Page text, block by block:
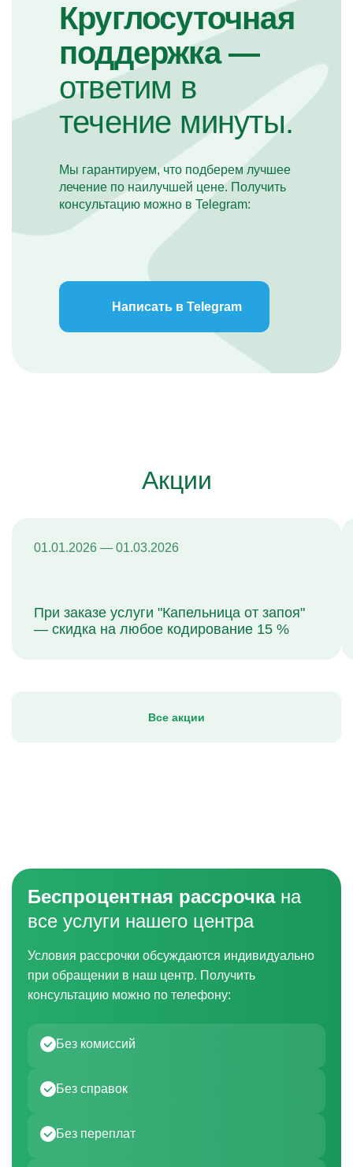
Круглосуточная
поддержка —
ответим в
течение минуты.
Мы гарантируем, что подберем лучшее
лечение по наилучшей цене. Получить
консультацию можно в Telegram:
Написать в Telegram
Акции
01.01.2026 — 01.03.2026
При заказе услуги "Капельница от запоя"
— скидка на любое кодирование 15 %
Все акции
Беспроцентная рассрочкана
все услуги нашего центра
Условия рассрочки обсуждаются индивидуально
при обращении в наш центр. Получить
консультацию можно по телефону:
Без комиссий
Без справок
Без переплат